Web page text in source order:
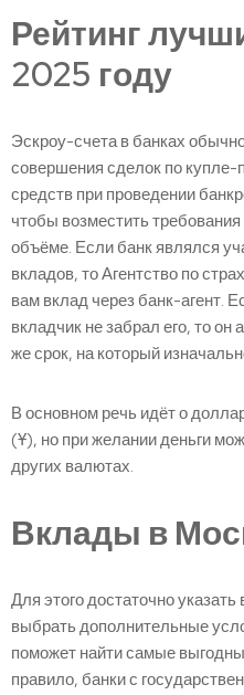
Рейтинг
2025 году
Эскроу-счета в банках
совершения сделок по
средств при проведении
чтобы возместить
объёме. Если банк являлся
вкладов, то Агентство по
вам вклад через банк-агент.
вкладчик не забрал его, то он
же срок, на который
В основном речь идёт о
(Ұ), но при желании деньги
других валютах.
Вклады в
Для этого достаточно
выбрать дополнительные
поможет найти самые
правило, банки с